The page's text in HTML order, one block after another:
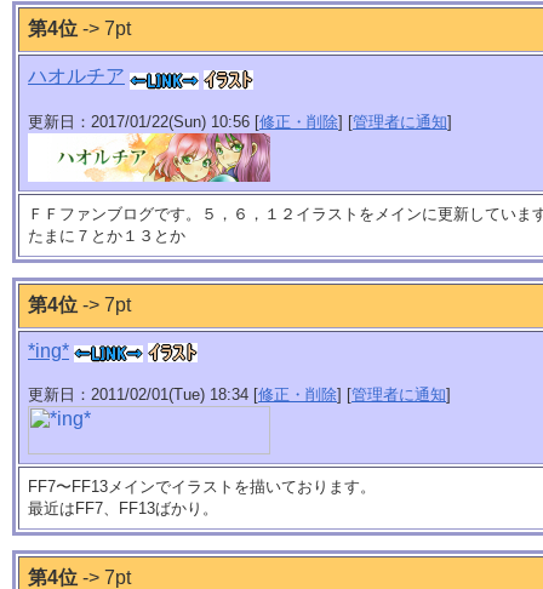
第4位 -> 7pt
ハオルチア
更新日：2017/01/22(Sun) 10:56 [修正・削除] [管理者に通知]
ＦＦファンブログです。５，６，１２イラストをメインに更新していま
たまに７とか１３とか
第4位 -> 7pt
*ing*
更新日：2011/02/01(Tue) 18:34 [修正・削除] [管理者に通知]
FF7〜FF13メインでイラストを描いております。
最近はFF7、FF13ばかり。
第4位 -> 7pt